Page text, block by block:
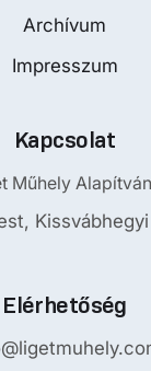
Archívum
Impresszum
Kapcsolat
Műhely
Elérhetőség